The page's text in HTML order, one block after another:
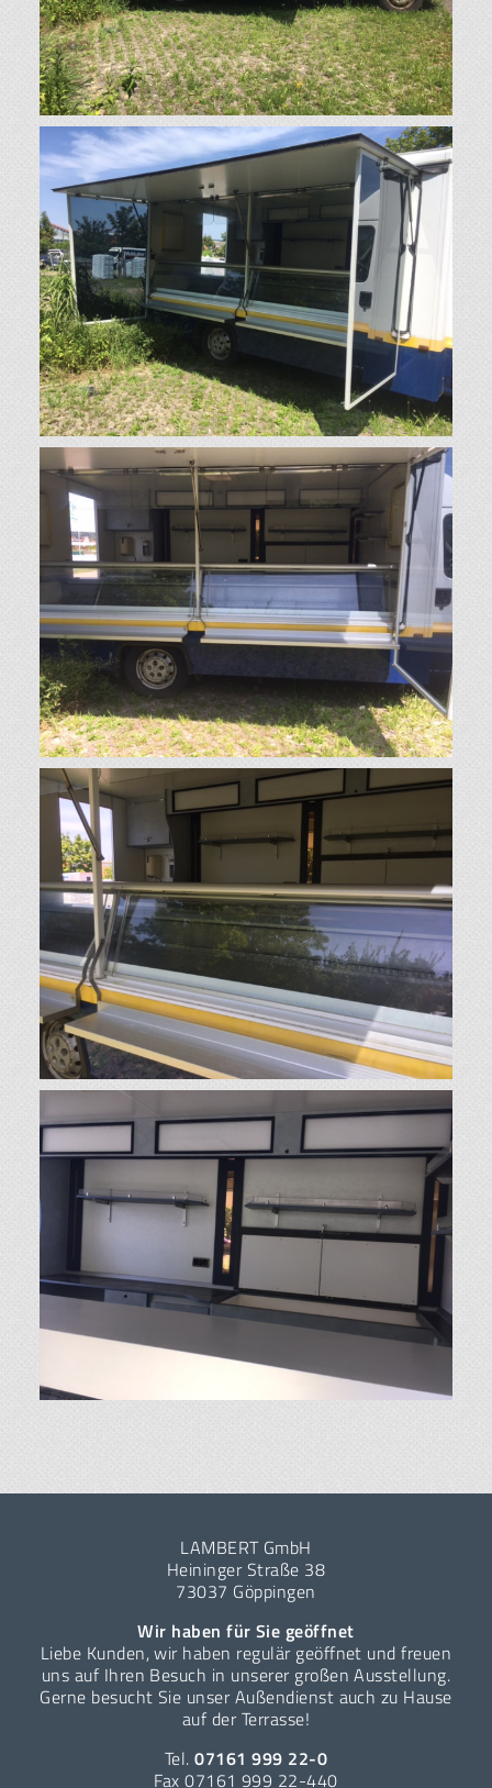
LAMBERT GmbH
Heininger Straße 38
73037 Göppingen
Wir haben für Sie geöffnet
Liebe Kunden, wir haben regulär geöffnet und freuen
uns auf Ihren Besuch in unserer großen Ausstellung.
Gerne besucht Sie unser Außendienst auch zu Hause
auf der Terrasse!
Tel.07161 999 22-0
Fax 07161 999 22-440